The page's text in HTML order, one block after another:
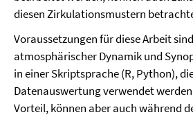
diesen Zirkulationsmustern
Voraussetzungen für diese Arbeit
atmosphärischer Dynamik und
in einer Skriptsprache (R, Python),
Datenauswertung verwendet
Vorteil, können aber auch während